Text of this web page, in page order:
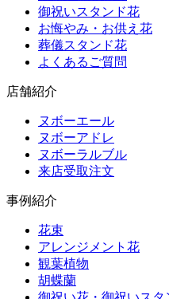
御祝いスタンド花
お悔やみ・お供え花
葬儀スタンド花
よくあるご質問
店舗紹介
ヌボーエール
ヌボーアドレ
ヌボーラルブル
来店受取注文
事例紹介
花束
アレンジメント花
観葉植物
胡蝶蘭